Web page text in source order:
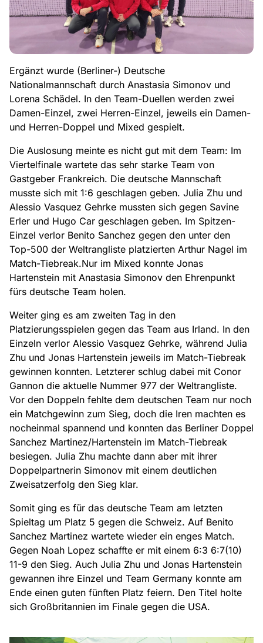
Ergänzt wurde (Berliner-) Deutsche
Nationalmannschaft durch Anastasia Simonov und
Lorena Schädel. In den Team-Duellen werden zwei
Damen-Einzel, zwei Herren-Einzel, jeweils ein Damen-
und Herren-Doppel und Mixed gespielt.
Die Auslosung meinte es nicht gut mit dem Team: Im
Viertelfinale wartete das sehr starke Team von
Gastgeber Frankreich. Die deutsche Mannschaft
musste sich mit 1:6 geschlagen geben. Julia Zhu und
Alessio Vasquez Gehrke mussten sich gegen Savine
Erler und Hugo Car geschlagen geben. Im Spitzen-
Einzel verlor Benito Sanchez gegen den unter den
Top-500 der Weltrangliste platzierten Arthur Nagel im
Match-Tiebreak.Nur im Mixed konnte Jonas
Hartenstein mit Anastasia Simonov den Ehrenpunkt
fürs deutsche Team holen.
Weiter ging es am zweiten Tag in den
Platzierungsspielen gegen das Team aus Irland. In den
Einzeln verlor Alessio Vasquez Gehrke, während Julia
Zhu und Jonas Hartenstein jeweils im Match-Tiebreak
gewinnen konnten. Letzterer schlug dabei mit Conor
Gannon die aktuelle Nummer 977 der Weltrangliste.
Vor den Doppeln fehlte dem deutschen Team nur noch
ein Matchgewinn zum Sieg, doch die Iren machten es
nocheinmal spannend und konnten das Berliner Doppel
Sanchez Martinez/Hartenstein im Match-Tiebreak
besiegen. Julia Zhu machte dann aber mit ihrer
Doppelpartnerin Simonov mit einem deutlichen
Zweisatzerfolg den Sieg klar.
Somit ging es für das deutsche Team am letzten
Spieltag um Platz 5 gegen die Schweiz. Auf Benito
Sanchez Martinez wartete wieder ein enges Match.
Gegen Noah Lopez schaffte er mit einem 6:3 6:7(10)
11-9 den Sieg. Auch Julia Zhu und Jonas Hartenstein
gewannen ihre Einzel und Team Germany konnte am
Ende einen guten fünften Platz feiern. Den Titel holte
sich Großbritannien im Finale gegen die USA.